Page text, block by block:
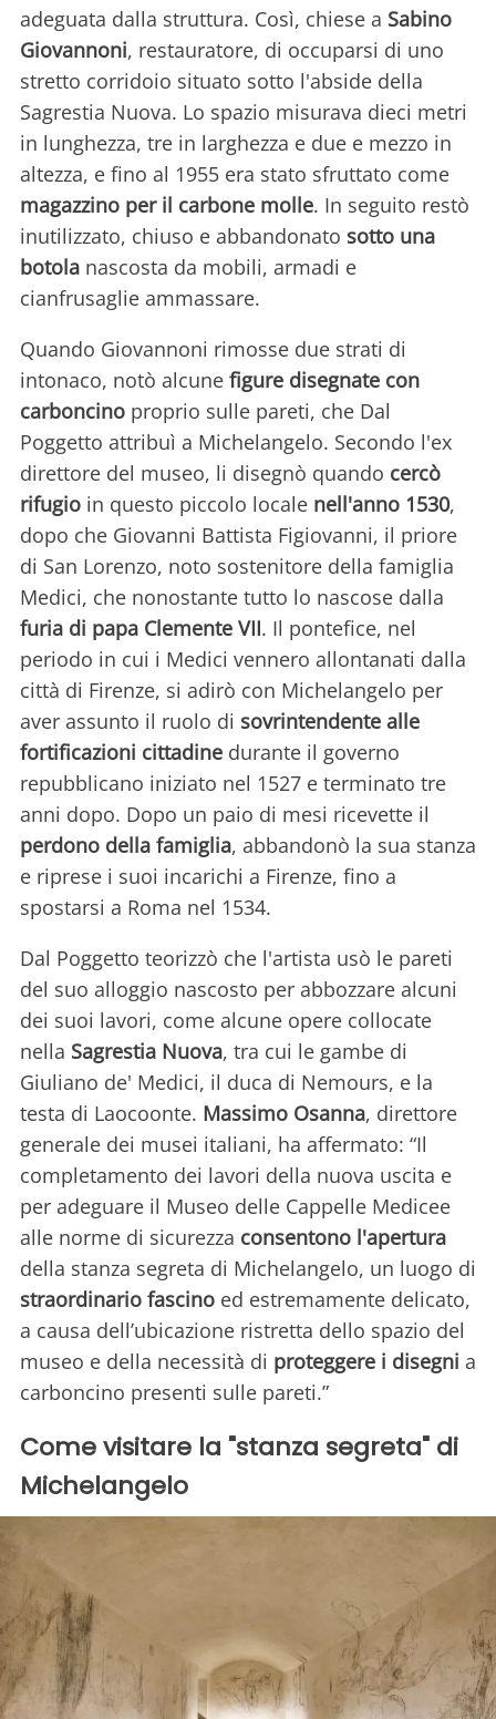
adeguata dalla struttura. Così, chiese a Sabino
Giovannoni, restauratore, di occuparsi di uno
stretto corridoio situato sotto l'abside della
Sagrestia Nuova. Lo spazio misurava dieci metri
in lunghezza, tre in larghezza e due e mezzo in
altezza, e fino al 1955 era stato sfruttato come
magazzino per il carbone molle. In seguito restò
inutilizzato, chiuso e abbandonato sotto una
botola nascosta da mobili, armadi e
cianfrusaglie ammassare.
Quando Giovannoni rimosse due strati di
intonaco, notò alcune figure disegnate con
carboncino proprio sulle pareti, che Dal
Poggetto attribuì a Michelangelo. Secondo l'ex
direttore del museo, li disegnò quando cercò
rifugio in questo piccolo locale nell'anno 1530,
dopo che Giovanni Battista Figiovanni, il priore
di San Lorenzo, noto sostenitore della famiglia
Medici, che nonostante tutto lo nascose dalla
furia di papa Clemente VII. Il pontefice, nel
periodo in cui i Medici vennero allontanati dalla
città di Firenze, si adirò con Michelangelo per
aver assunto il ruolo di sovrintendente alle
fortificazioni cittadine durante il governo
repubblicano iniziato nel 1527 e terminato tre
anni dopo. Dopo un paio di mesi ricevette il
perdono della famiglia, abbandonò la sua stanza
e riprese i suoi incarichi a Firenze, fino a
spostarsi a Roma nel 1534.
Dal Poggetto teorizzò che l'artista usò le pareti
del suo alloggio nascosto per abbozzare alcuni
dei suoi lavori, come alcune opere collocate
nella Sagrestia Nuova, tra cui le gambe di
Giuliano de' Medici, il duca di Nemours, e la
testa di Laocoonte. Massimo Osanna, direttore
generale dei musei italiani, ha affermato: “Il
completamento dei lavori della nuova uscita e
per adeguare il Museo delle Cappelle Medicee
alle norme di sicurezza consentono l'apertura
della stanza segreta di Michelangelo, un luogo di
straordinario fascino ed estremamente delicato,
a causa dell’ubicazione ristretta dello spazio del
museo e della necessità di proteggere i disegni a
carboncino presenti sulle pareti.”
Come visitare la "stanza segreta" di
Michelangelo